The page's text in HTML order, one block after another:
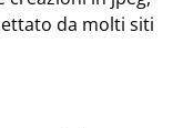
da molti siti